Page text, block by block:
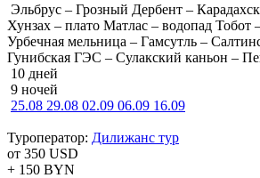
Эльбрус – Грозный Дербент –
Хунзах – плато Матлас – водопад Тобот
Урбечная мельница – Гамсутль –
Гунибская ГЭС – Сулакский каньон –
10 дней
9 ночей
25.08 29.08 02.09 06.09 16.09
Туроператор: Дилижанс тур
от 350 USD
+ 150 BYN